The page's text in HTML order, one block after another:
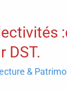
DST.
&